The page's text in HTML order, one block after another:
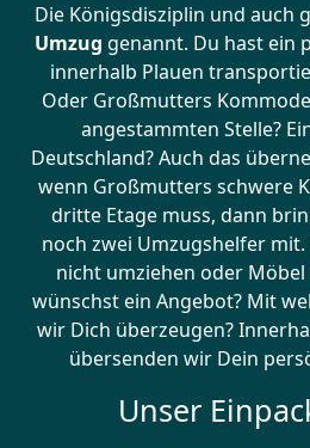
Die Königsdisziplin und auch
Umzug genannt. Du hast ein
innerhalb Plauen
Oder Großmutters
angestammten Stelle?
Deutschland? Auch das
wenn Großmutters schwere
dritte Etage muss, dann
noch zwei Umzugshelfer
nicht umziehen oder
wünschst ein Angebot? Mit
wir Dich überzeugen?
übersenden wir Dein
Unser